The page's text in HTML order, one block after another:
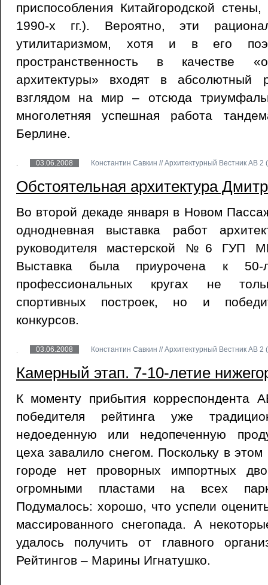
приспособления Китайгородской
1990-х гг.). Вероятно, эти
утилитаризмом, хотя и в его
пространственность в качестве
архитектуры» входят в абсолютный
взглядом на мир – отсюда
многолетняя успешная работа
Берлине.
03.06.2008 Константин Савкин // Архитектурный Вестник АВ 2
Обстоятельная архитектура
Во второй декаде января в Новом
однодневная выставка работ
руководителя мастерской №6 ГУП
Выставка была приурочена к 50-
профессиональных кругах не
спортивных построек, но и
конкурсов.
03.06.2008 Константин Савкин // Архитектурный Вестник АВ 2
Камерный этап. 7-10-летие
К моменту прибытия корреспондента
победителя рейтинга уже
недоеденную или недопеченную
цеха завалило снегом. Поскольку в
городе нет проворных импортных
огромными пластами на всех
Подумалось: хорошо, что успели
массированного снегопада. А
удалось получить от главного
Рейтингов – Марины Игнатушко.